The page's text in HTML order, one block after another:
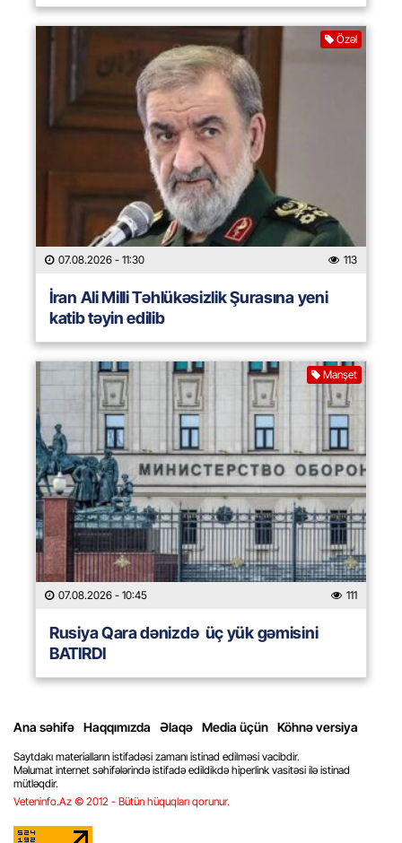
Özəl
07.08.2026 - 11:30 113
İran Ali Milli Təhlükəsizlik Şurasına yeni
katib təyin edilib
Manşet
07.08.2026 - 10:45 111
Rusiya Qara dənizdə üç yük gəmisini
BATIRDI
Ana səhifə Haqqımızda Əlaqə Media üçün Köhnə versiya
Saytdakı materialların istifadəsi zamanı istinad edilməsi vacibdir.
Məlumat internet səhifələrində istifadə edildikdə hiperlink vasitəsi ilə istinad
mütləqdir.
Veteninfo.Az © 2012 - Bütün hüquqları qorunur.